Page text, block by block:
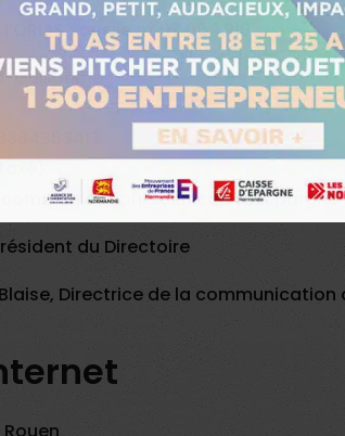
sous le n° 07 004 919
Guillaume
du Directoire
Directrice de la communication